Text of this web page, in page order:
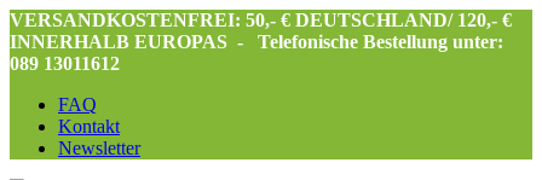
VERSANDKOSTENFREI: 50,- € DEUTSCHLAND/ 120,- €
INNERHALB EUROPAS -
Telefonische Bestellung unter:
089 13011612
FAQ
Kontakt
Newsletter